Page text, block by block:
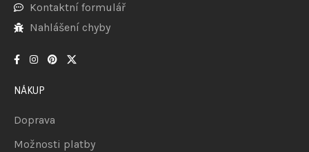
Kontaktní formulář
Nahlášení chyby
NÁKUP
Doprava
Možnosti platby